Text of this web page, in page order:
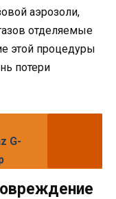
аэрозоли,
отделяемые
этой процедуры
потери
G-